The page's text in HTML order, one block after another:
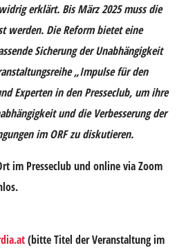
erklärt. Bis März 2025 muss die
werden. Die Reform bietet eine
Sicherung der Unabhängigkeit
„Impulse für den
Experten in den Presseclub, um ihre
und die Verbesserung der
im ORF zu diskutieren.
im Presseclub und online via Zoom
(bitte Titel der Veranstaltung im